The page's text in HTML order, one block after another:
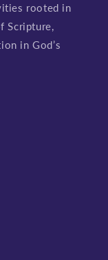
rooted in
Scripture,
in God’s